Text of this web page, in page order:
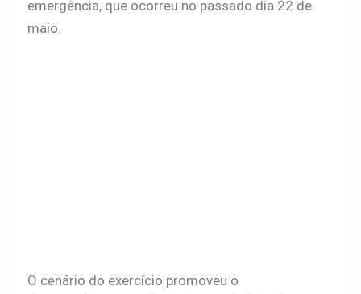
emergência, que ocorreu no passado dia 22 de
maio.
O cenário do exercício promoveu o